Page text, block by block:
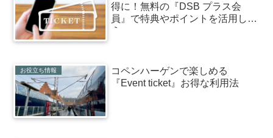
得に！無料の『DSB プラス会
員』で特典やポイントを活用しよ
う
お役立ち情報
コペンハーゲンで楽しめる
『Event ticket』お得な利用法